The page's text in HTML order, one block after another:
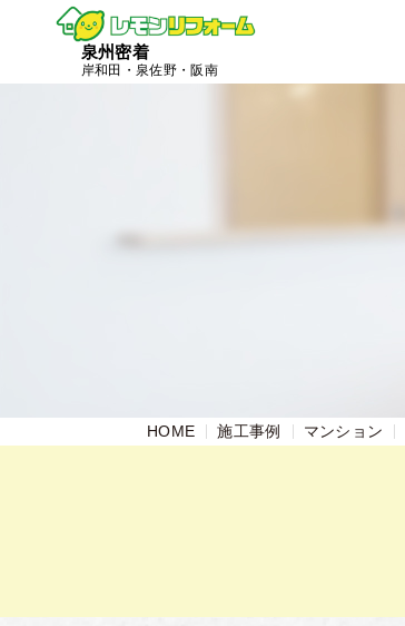
泉州密着
岸和田・泉佐野・阪南
HOME 施工事例 マンション